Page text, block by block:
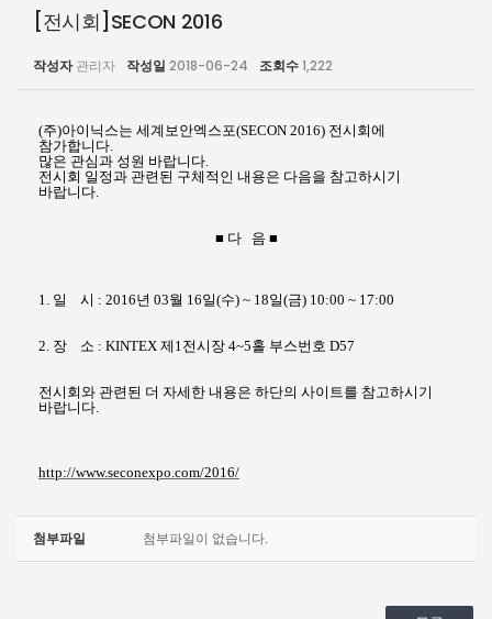
[전시회]SECON 2016
작성자 관리자 작성일 2018-06-24 조회수1,222
(주)아이닉스는 세계보안엑스포(SECON 2016) 전시회에
참가합니다.
많은 관심과 성원 바랍니다.
전시회 일정과 관련된 구체적인 내용은 다음을 참고하시기
바랍니다.
■ 다 음 ■
1. 일 시 : 2016년 03월 16일(수) ~ 18일(금) 10:00 ~ 17:00
2. 장 소 : KINTEX 제1전시장 4~5홀 부스번호 D57
전시회와 관련된 더 자세한 내용은 하단의 사이트를 참고하시기
바랍니다.
http://www.seconexpo.com/2016/
첨부파일 첨부파일이 없습니다.